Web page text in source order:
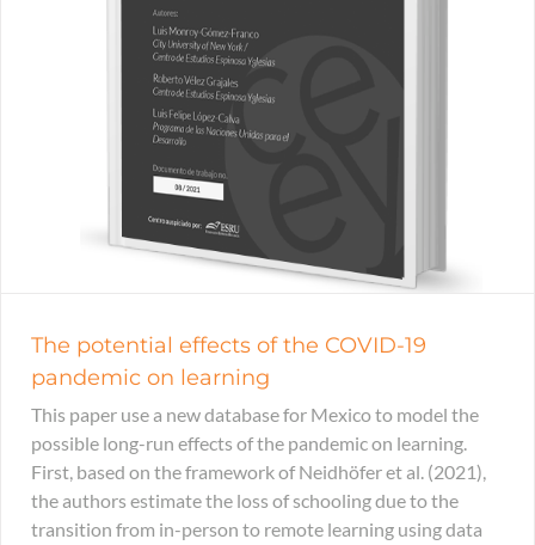
The potential effects of the COVID-19
pandemic on learning
This paper use a new database for Mexico to model the
possible long-run effects of the pandemic on learning.
First, based on the framework of Neidhöfer et al. (2021),
the authors estimate the loss of schooling due to the
transition from in-person to remote learning using data